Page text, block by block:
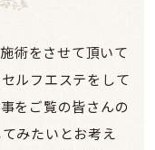
術をさせて頂いて
ルフエステをして
をご覧の皆さんの
みたいとお考え